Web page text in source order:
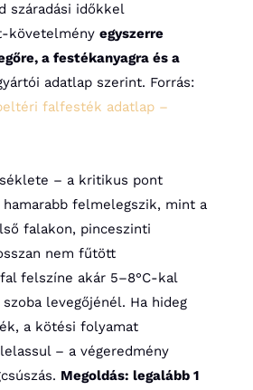
száradási időkkel
követelmény egyszerre
a festékanyagra és a
adatlap szerint. Forrás:
falfesték adatlap –
– a kritikus pont
hamarabb felmelegszik, mint a
falakon, pinceszinti
nem fűtött
felszíne akár 5–8°C-kal
levegőjénél. Ha hideg
a kötési folyamat
– a végeredmény
Megoldás: legalább 1